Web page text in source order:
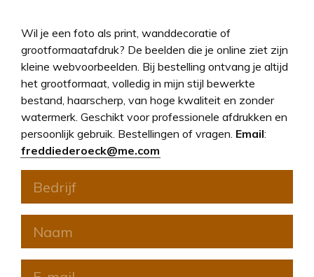
Wil je een foto als print, wanddecoratie of
grootformaatafdruk? De beelden die je online ziet zijn
kleine webvoorbeelden. Bij bestelling ontvang je altijd
het grootformaat, volledig in mijn stijl bewerkte
bestand, haarscherp, van hoge kwaliteit en zonder
watermerk. Geschikt voor professionele afdrukken en
persoonlijk gebruik. Bestellingen of vragen. Email:
freddiederoeck@me.com